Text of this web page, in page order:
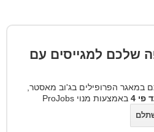
שלכם למגייסים עם
במאגר הפרופילים בג'וב מאסטר,
פי 4 באמצעות מנוי ProJobs